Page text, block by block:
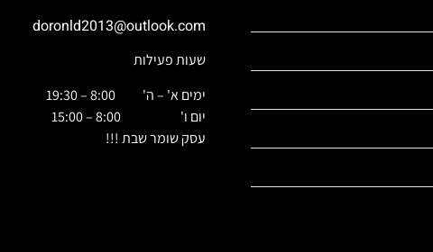
doronld2013@outlook.com
שעות פעילות
ימים א' – ה' 8:00 – 19:30
יום ו' 8:00 – 15:00
עסק שומר שבת !!!